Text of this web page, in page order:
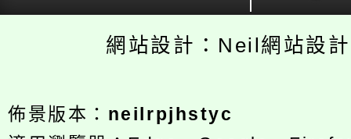
網站設計：Neil網站設
佈景版本： neilrpjhstyc